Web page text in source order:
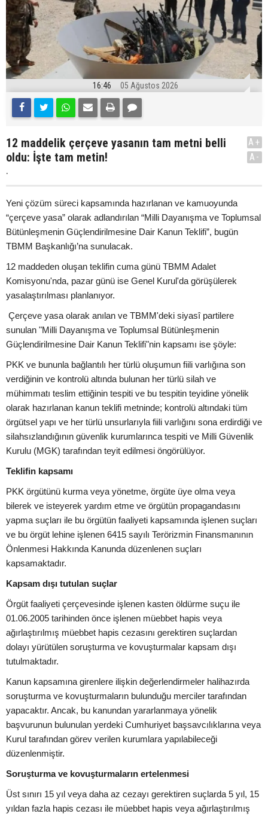
16:46 05 Ağustos 2026
12 maddelik çerçeve yasanın tam metni belli
oldu: İşte tam metin!
.
A+
A-
Yeni çözüm süreci kapsamında hazırlanan ve kamuoyunda
“çerçeve yasa” olarak adlandırılan “Milli Dayanışma ve Toplumsal
Bütünleşmenin Güçlendirilmesine Dair Kanun Teklifi”, bugün
TBMM Başkanlığı’na sunulacak.
12 maddeden oluşan teklifin cuma günü TBMM Adalet
Komisyonu'nda, pazar günü ise Genel Kurul'da görüşülerek
yasalaştırılması planlanıyor.
Çerçeve yasa olarak anılan ve TBMM'deki siyasî partilere
sunulan "Milli Dayanışma ve Toplumsal Bütünleşmenin
Güçlendirilmesine Dair Kanun Teklifi"nin kapsamı ise şöyle:
PKK ve bununla bağlantılı her türlü oluşumun fiili varlığına son
verdiğinin ve kontrolü altında bulunan her türlü silah ve
mühimmatı teslim ettiğinin tespiti ve bu tespitin teyidine yönelik
olarak hazırlanan kanun teklifi metninde; kontrolü altındaki tüm
örgütsel yapı ve her türlü unsurlarıyla fiili varlığını sona erdirdiği ve
silahsızlandığının güvenlik kurumlarınca tespiti ve Milli Güvenlik
Kurulu (MGK) tarafından teyit edilmesi öngörülüyor.
Teklifin kapsamı
PKK örgütünü kurma veya yönetme, örgüte üye olma veya
bilerek ve isteyerek yardım etme ve örgütün propagandasını
yapma suçları ile bu örgütün faaliyeti kapsamında işlenen suçları
ve bu örgüt lehine işlenen 6415 sayılı Terörizmin Finansmanının
Önlenmesi Hakkında Kanunda düzenlenen suçları
kapsamaktadır.
Kapsam dışı tutulan suçlar
Örgüt faaliyeti çerçevesinde işlenen kasten öldürme suçu ile
01.06.2005 tarihinden önce işlenen müebbet hapis veya
ağırlaştırılmış müebbet hapis cezasını gerektiren suçlardan
dolayı yürütülen soruşturma ve kovuşturmalar kapsam dışı
tutulmaktadır.
Kanun kapsamına girenlere ilişkin değerlendirmeler halihazırda
soruşturma ve kovuşturmaların bulunduğu merciler tarafından
yapacaktır. Ancak, bu kanundan yararlanmaya yönelik
başvurunun bulunulan yerdeki Cumhuriyet başsavcılıklarına veya
Kurul tarafından görev verilen kurumlara yapılabileceği
düzenlenmiştir.
Soruşturma ve kovuşturmaların ertelenmesi
Üst sınırı 15 yıl veya daha az cezayı gerektiren suçlarda 5 yıl, 15
yıldan fazla hapis cezası ile müebbet hapis veya ağırlaştırılmış